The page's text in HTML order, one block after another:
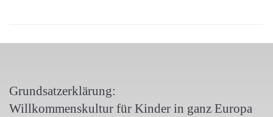
Grundsatzerklärung:
Willkommenskultur für Kinder in ganz Europa